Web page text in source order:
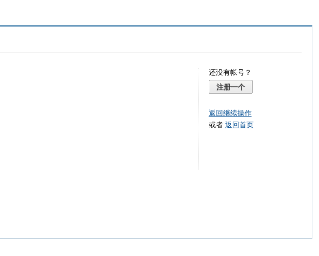
还没有帐号？
注册一个
返回继续操作
或者 返回首页